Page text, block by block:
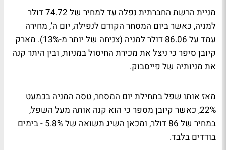
מניית הרשת החברתית נפלה עד למחיר של 74.72 דולר
למניה, כאשר ביום המסחר הקודם לנפילה, יום ה', מחירה
עמד על 86.06 דולר למניה (צניחה של יותר מ-13%). מארק
קיובן סיפר כי ניצל את מכירת החיסול במניות, ובין היתר קנה
את מניותיה של פייסבוק.
מאז אותו שפל בתחילת יום המסחר, טסה המניה בכמעט
22%, כאשר קיובן מספר כי הוא קנה אותה מעל השפל,
במחיר של 86 דולר, ומכאן השיג תשואה של 5.8% - בימים
בודדים בלבד.